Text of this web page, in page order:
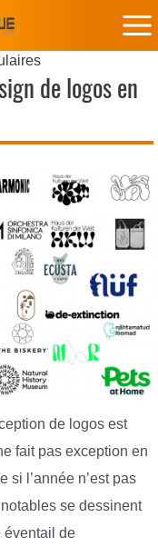
de logos en
de logos est
fait pas exception en
si l’année n’est pas
se dessinent
éventail de